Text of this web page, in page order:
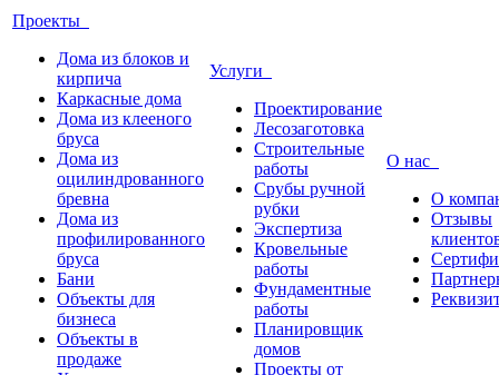
Проекты
Дома из блоков и
кирпича
Каркасные дома
Дома из клееного
бруса
Дома из
оцилиндрованного
бревна
Дома из
профилированного
бруса
Бани
Объекты для
бизнеса
Объекты в
продаже
Услуги
Проектирование
Лесозаготовка
Строительные
работы
Срубы ручной
рубки
Экспертиза
Кровельные
работы
Фундаментные
работы
Планировщик
домов
Проекты от
О нас
О
Отзывы